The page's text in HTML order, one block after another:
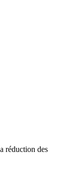
réduction des